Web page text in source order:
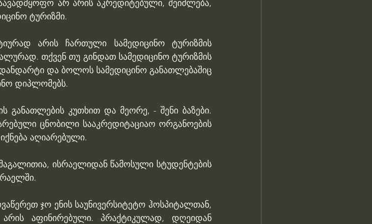
არ არის აკრედიტებული, შეიძლება,
ტურიზმი.
არის ჩართული სამედიცინო ტურიზმის
თქვენ თუ გინდათ სამედიცინო ტურიზმის
და ბოლოს სამედიცინო განათლებაშიც
დიპლომებს.
განათლების კუთხით და მეორე, - შენი ბაზები.
ცნობილი სააკრედიტაციაო ორგანოების
აღიარებული.
ისრაელიდან წამოსული სტუდენტების
ჯო ენის საუნივერსიტეტო ჰოსპიტალთან,
აფინირებული. პრაქტიკულად, დღეიდან